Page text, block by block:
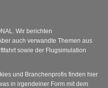
Wir berichten
auch verwandte Themen aus
sowie der Flugsimulation
und Branchenprofis finden hier
in irgendeiner Form mit dem